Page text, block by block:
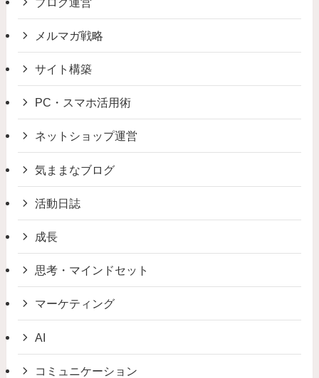
メルマガ戦略
サイト構築
PC・スマホ活用術
ネットショップ運営
気ままなブログ
活動日誌
成長
思考・マインドセット
マーケティング
AI
コミュニケーション